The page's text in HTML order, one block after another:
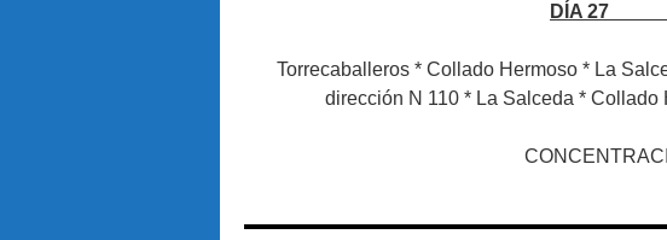
DÍA 27
Torrecaballeros * Collado Hermoso * La
dirección N 110 * La Salceda *